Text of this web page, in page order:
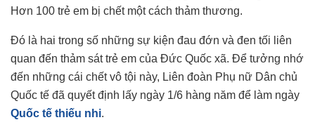
Hơn 100 trẻ em bị chết một cách thảm thương.
Đó là hai trong số những sự kiện đau đớn và đen tối liên
quan đến thảm sát trẻ em của Đức Quốc xã. Để tưởng nhớ
đến những cái chết vô tội này, Liên đoàn Phụ nữ Dân chủ
Quốc tế đã quyết định lấy ngày 1/6 hàng năm để làm ngày
Quốc tế thiếu nhi.